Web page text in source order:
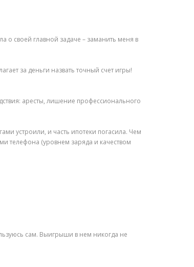
о своей главной задаче – заманить меня в
за деньги назвать точный счет игры!
аресты, лишение профессионального
устроили, и часть ипотеки погасила. Чем
телефона (уровнем заряда и качеством
сам. Выигрыши в нем никогда не